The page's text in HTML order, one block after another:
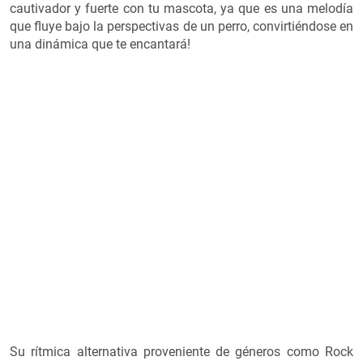
cautivador y fuerte con tu mascota, ya que es una melodía
que fluye bajo la perspectivas de un perro, convirtiéndose en
una dinámica que te encantará!
Su rítmica alternativa proveniente de géneros como Rock